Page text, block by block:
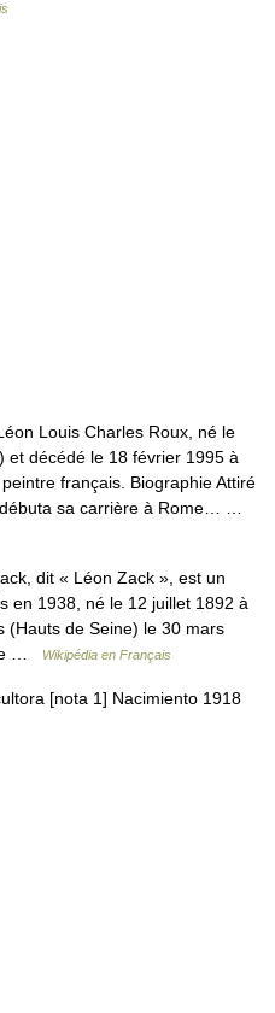
Louis Charles Roux, né le
et décédé le 18 février 1995 à
français. Biographie Attiré
sa carrière à Rome… …
dit « Léon Zack », est un
en 1938, né le 12 juillet 1892 à
(Hauts de Seine) le 30 mars
…
Wikipédia en Français
[nota 1] Nacimiento 1918